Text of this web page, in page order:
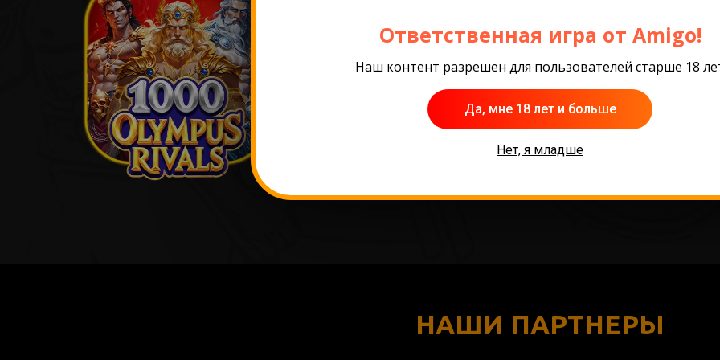
НАШИ ПАРТНЕРЫ
Ответственная игра от Amigo!
Наш контент разрешен для пользователей старше 18
Да, мне 18 лет и больше
Нет, я младше